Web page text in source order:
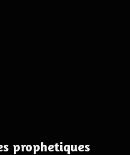
prophetiques